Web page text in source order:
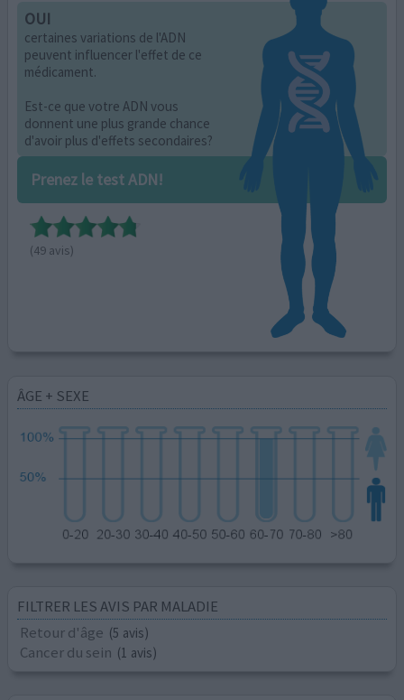
OUI
certaines variations de l'ADN
peuvent influencer l'effet de ce
médicament.
Est-ce que votre ADN vous
donnent une plus grande chance
d'avoir plus d'effets secondaires?
Prenez le test ADN!
(49 avis)
ÂGE + SEXE
FILTRER LES AVIS PAR MALADIE
Retour d'âge (5 avis)
Cancer du sein (1 avis)